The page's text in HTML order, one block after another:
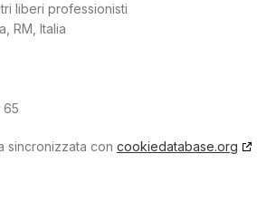
liberi professionisti
RM, Italia
65
sincronizzata con cookiedatabase.org